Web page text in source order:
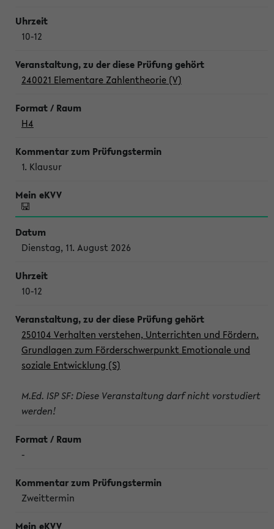
10-12
240021 Elementare Zahlentheorie (V)
H4
1. Klausur
Dienstag, 11. August 2026
10-12
250104 Verhalten verstehen, Unterrichten und Fördern.
Grundlagen zum Förderschwerpunkt Emotionale und
soziale Entwicklung (S)
M.Ed. ISP SF: Diese Veranstaltung darf nicht vorstudiert
werden!
-
Zweittermin